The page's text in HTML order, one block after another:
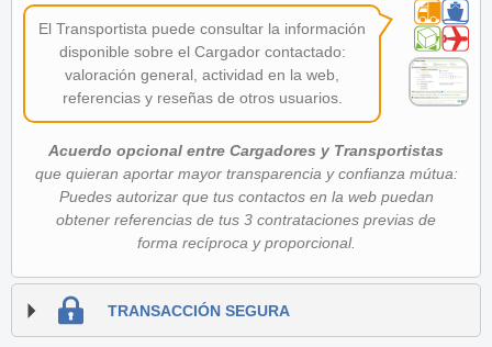
El Transportista puede consultar la información
disponible sobre el Cargador contactado:
valoración general, actividad en la web,
referencias y reseñas de otros usuarios.
Acuerdo opcional entre Cargadores y Transportistas
que quieran aportar mayor transparencia y confianza mútua:
Puedes autorizar que tus contactos en la web puedan
obtener referencias de tus 3 contrataciones previas de
forma recíproca y proporcional.
TRANSACCIÓN SEGURA